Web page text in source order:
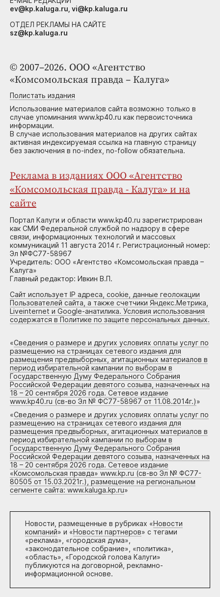
© 2007–2026. ООО «Агентство
«Комсомольская правда – Калуга»
Полистать издания
Использование материалов сайта возможно только в
случае упоминания www.kp40.ru как первоисточника
информации.
В случае использования материалов на других сайтах
активная индексируемая ссылка на главную страницу
без заключения в no-index, no-follow обязательна.
Реклама в изданиях ООО «Агентство
«Комсомольская правда - Калуга» и на
сайте
Портал Калуги и области www.kp40.ru зарегистрирован
как СМИ Федеральной службой по надзору в сфере
связи, информационных технологий и массовых
коммуникаций 11 августа 2014 г. Регистрационный номер:
Эл №ФС77-58967
Учредитель: ООО «Агентство «Комсомольская правда –
Калуга»
Главный редактор: Ивкин В.П.
Сайт использует IP адреса, cookie, данные геолокации
Пользователей сайта, а также счетчики Яндекс.Метрика,
Liveinternet и Google-анатилика. Условия использования
содержатся в Политике по защите персональных данных.
«Сведения о размере и других условиях оплаты услуг по
размещению на страницах сетевого издания для
размещения предвыборных, агитационных материалов в
период избирательной кампании по выборам в
Государственную Думу Федерального Собрания
Российской Федерации девятого созыва, назначенных на
18 – 20 сентября 2026 года. Сетевое издание
www.kp40.ru (св-во Эл № ФС77-58967 от 11.08.2014г.)»
«Сведения о размере и других условиях оплаты услуг по
размещению на страницах сетевого издания для
размещения предвыборных, агитационных материалов в
период избирательной кампании по выборам в
Государственную Думу Федерального Собрания
Российской Федерации девятого созыва, назначенных на
18 – 20 сентября 2026 года. Сетевое издание
«Комсомольская правда» www.kp.ru (св-во Эл № ФС77-
80505 от 15.03.2021г.), размещение на региональном
сегменте сайта: www.kaluga.kp.ru»
Новости, размещенные в рубриках «Новости
компаний» и «Новости партнеров» с тегами
«реклама», «городская дума»,
«законодательное собрание», «политика»,
«область», «Городской голова Калуги»
публикуются на договорной, рекламно-
информационной основе.
ev@kp.kaluga.ru, vi@kp.kaluga.ru
ОТДЕЛ РЕКЛАМЫ НА САЙТЕ
sz@kp.kaluga.ru